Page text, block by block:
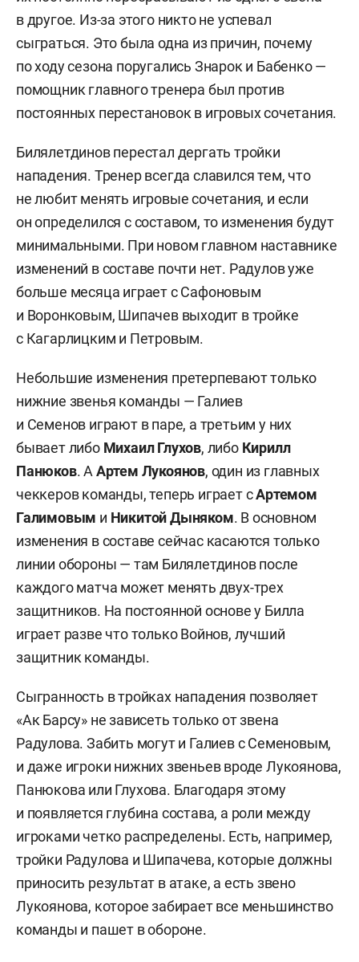
в другое. Из-за этого никто не успевал
сыграться. Это была одна из причин, почему
по ходу сезона поругались Знарок и Бабенко —
помощник главного тренера был против
постоянных перестановок в игровых сочетания.
Билялетдинов перестал дергать тройки
нападения. Тренер всегда славился тем, что
не любит менять игровые сочетания, и если
он определился с составом, то изменения будут
минимальными. При новом главном наставнике
изменений в составе почти нет. Радулов уже
больше месяца играет с Сафоновым
и Воронковым, Шипачев выходит в тройке
с Кагарлицким и Петровым.
Небольшие изменения претерпевают только
нижние звенья команды — Галиев
и Семенов играют в паре, а третьим у них
бывает либо Михаил Глухов, либо Кирилл
Панюков. А Артем Лукоянов, один из главных
чеккеров команды, теперь играет сАртемом
Галимовым и Никитой Дыняком. В основном
изменения в составе сейчас касаются только
линии обороны — там Билялетдинов после
каждого матча может менять двух-трех
защитников. На постоянной основе у Билла
играет разве что только Войнов, лучший
защитник команды.
Сыгранность в тройках нападения позволяет
«Ак Барсу» не зависеть только от звена
Радулова. Забить могут и Галиев с Семеновым,
и даже игроки нижних звеньев вроде Лукоянова,
Панюкова или Глухова. Благодаря этому
и появляется глубина состава, а роли между
игроками четко распределены. Есть, например,
тройки Радулова и Шипачева, которые должны
приносить результат в атаке, а есть звено
Лукоянова, которое забирает все меньшинство
команды и пашет в обороне.